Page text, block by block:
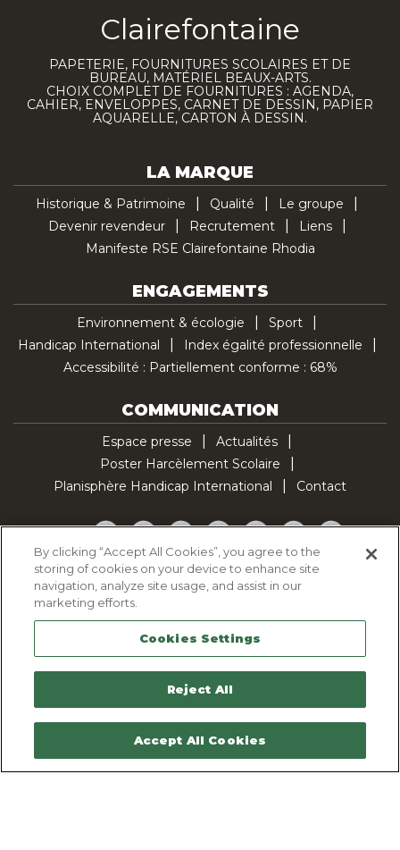
Clairefontaine
PAPETERIE, FOURNITURES SCOLAIRES ET DE
BUREAU, MATÉRIEL BEAUX-ARTS.
CHOIX COMPLET DE FOURNITURES : AGENDA,
CAHIER, ENVELOPPES, CARNET DE DESSIN, PAPIER
AQUARELLE, CARTON À DESSIN.
LA MARQUE
Historique & Patrimoine Qualité
Le groupe
Devenir revendeur
Recrutement
Liens
Manifeste RSE Clairefontaine Rhodia
ENGAGEMENTS
Environnement & écologie
Sport
Handicap International
Index égalité professionnelle
Accessibilité : Partiellement conforme : 68%
COMMUNICATION
Espace presse
Actualités
Poster Harcèlement Scolaire
Planisphère Handicap International
Contact
Facebook
TwitterYouTubePinterestInstagramLinkedInTikTok
Politique d'utilisation des cookies
Politique de confidentialité
Mentions légales
Plan du site
Contactez-nous
By clicking “Accept All Cookies”, you agree to the
storing of cookies on your device to enhance site
navigation, analyze site usage, and assist in our
marketing efforts.
Cookies Settings
Reject All
Accept All Cookies